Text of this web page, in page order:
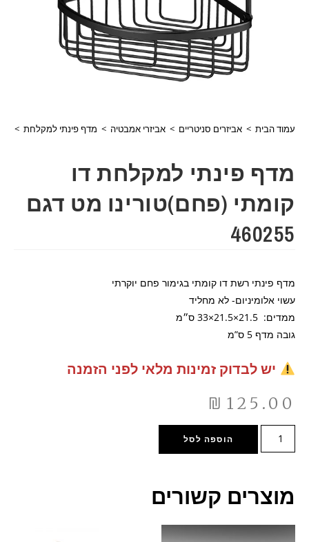
עמוד הבית > אביזרים סניטריים > אביזרי אמבטיה > מדף פינתי למקלחת >
מדף פינתי למקלחת דו
קומתי (פחם)טורינו מט דגם
460255
מדף פינתי רשת דו קומתי בגימור פחם יוקרתי
עשוי אלומיניום- לא מחליד
ממדים: 21.5×21.5×33 ס״מ
גובה מדף 5 ס”מ
יש לבדוק זמינות מלאי לפני הזמנה
₪ 125.00
הוספה לסל
מוצרים קשורים